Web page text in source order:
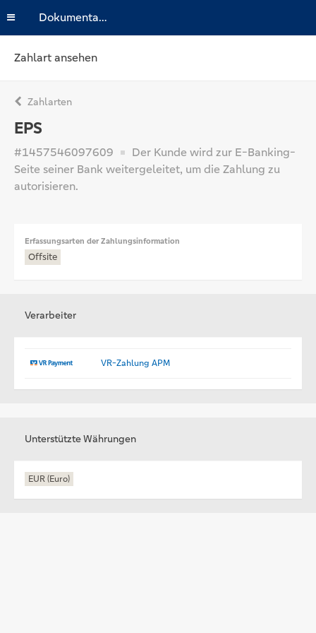
Dokumentation
Zahlart ansehen
Zahlarten
EPS
#1457546097609
Der Kunde wird zur E-Banking-
Seite seiner Bank weitergeleitet, um die Zahlung zu
autorisieren.
Erfassungsarten der Zahlungsinformation
Offsite
Verarbeiter
VR-Zahlung APM
Unterstützte Währungen
EUR (Euro)